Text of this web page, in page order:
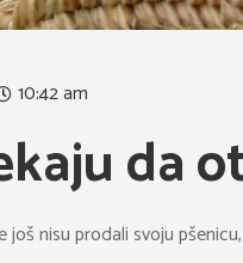
10:42 am
da
još nisu prodali svoju